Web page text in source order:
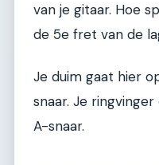
van je gitaar. Hoe
de 5e fret van de
Je duim gaat hier
snaar. Je
A-snaar.